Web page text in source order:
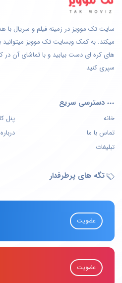
سایت تک موویز در زمینه فیلم و سریال با
میکند. به کمک وبسایت تک موویز میتوانید
های کره ای دست بیابید و با تماشای آن در
سپری کنید
دسترسی سریع
خانه
پنل
تماس با ما
تبلیغات
تگه های پرطرفدار
عضویت
عضویت